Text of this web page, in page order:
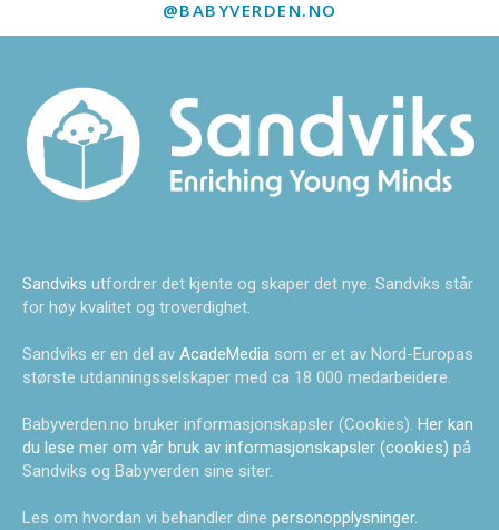
@BABYVERDEN.NO
Sandviks utfordrer det kjente og skaper det nye. Sandviks står
for høy kvalitet og troverdighet.
Sandviks er en del av AcadeMedia som er et av Nord-Europas
største utdanningsselskaper med ca 18 000 medarbeidere.
Babyverden.no bruker informasjonskapsler (Cookies). Her kan
du lese mer om vår bruk av informasjonskapsler (cookies) på
Sandviks og Babyverden sine siter.
Les om hvordan vi behandler dine personopplysninger.